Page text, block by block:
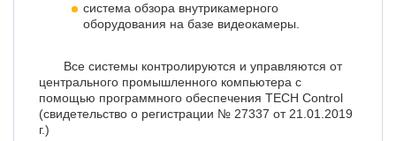
система обзора внутрикамерного
оборудования на базе видеокамеры.
Все системы контролируются и управляются от
центрального промышленного компьютера с
помощью программного обеспечения TECH Control
(свидетельство о регистрации № 27337 от 21.01.2019
г.)